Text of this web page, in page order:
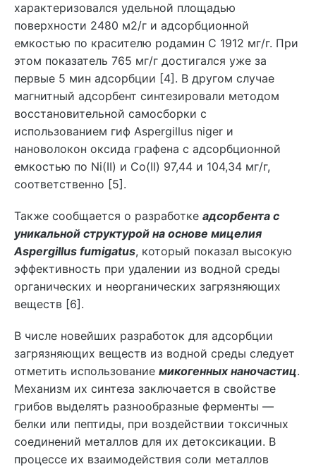
характеризовался удельной площадью
поверхности 2480 м2/г и адсорбционной
емкостью по красителю родамин С 1912 мг/г. При
этом показатель 765 мг/г достигался уже за
первые 5 мин адсорбции [4]. В другом случае
магнитный адсорбент синтезировали методом
восстановительной самосборки с
использованием гиф Aspergillus niger и
нановолокон оксида графена с адсорбционной
емкостью по Ni(II) и Co(II) 97,44 и 104,34 мг/г,
соответственно [5].
Также сообщается о разработке адсорбента с
уникальной структурой на основе мицелия
Aspergillus fumigatus, который показал высокую
эффективность при удалении из водной среды
органических и неорганических загрязняющих
веществ [6].
В числе новейших разработок для адсорбции
загрязняющих веществ из водной среды следует
отметить использование микогенных наночастиц.
Механизм их синтеза заключается в свойстве
грибов выделять разнообразные ферменты —
белки или пептиды, при воздействии токсичных
соединений металлов для их детоксикации. В
процессе их взаимодействия соли металлов